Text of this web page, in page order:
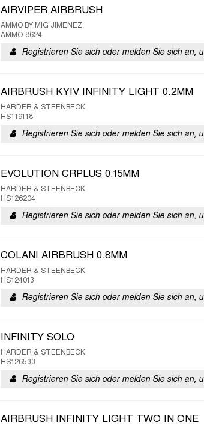
AIRVIPER AIRBRUSH
AMMO BY MIG JIMENEZ
AMMO-8624
Registrieren Sie sich oder melden Sie sich an,
AIRBRUSH KYIV INFINITY LIGHT 0.2MM
HARDER & STEENBECK
HS119118
Registrieren Sie sich oder melden Sie sich an,
EVOLUTION CRPLUS 0.15MM
HARDER & STEENBECK
HS126204
Registrieren Sie sich oder melden Sie sich an,
COLANI AIRBRUSH 0.8MM
HARDER & STEENBECK
HS124013
Registrieren Sie sich oder melden Sie sich an,
INFINITY SOLO
HARDER & STEENBECK
HS126533
Registrieren Sie sich oder melden Sie sich an,
AIRBRUSH INFINITY LIGHT TWO IN ONE